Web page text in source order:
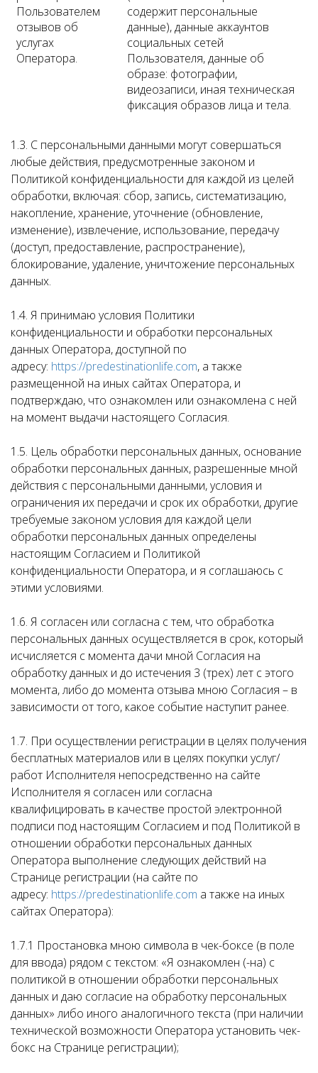
Пользователем
отзывов об
услугах
Оператора.
содержит персональные
данные), данные аккаунтов
социальных сетей
Пользователя, данные об
образе: фотографии,
видеозаписи, иная техническая
фиксация образов лица и тела.
1.3. С персональными данными могут совершаться
любые действия, предусмотренные законом и
Политикой конфиденциальности для каждой из целей
обработки, включая: сбор, запись, систематизацию,
накопление, хранение, уточнение (обновление,
изменение), извлечение, использование, передачу
(доступ, предоставление, распространение),
блокирование, удаление, уничтожение персональных
данных.
1.4. Я принимаю условия Политики
конфиденциальности и обработки персональных
данных Оператора, доступной по
адресу: https://predestinationlife.com, а также
размещенной на иных сайтах Оператора, и
подтверждаю, что ознакомлен или ознакомлена с ней
на момент выдачи настоящего Согласия.
1.5. Цель обработки персональных данных, основание
обработки персональных данных, разрешенные мной
действия с персональными данными, условия и
ограничения их передачи и срок их обработки, другие
требуемые законом условия для каждой цели
обработки персональных данных определены
настоящим Согласием и Политикой
конфиденциальности Оператора, и я соглашаюсь с
этими условиями.
1.6. Я согласен или согласна с тем, что обработка
персональных данных осуществляется в срок, который
исчисляется с момента дачи мной Согласия на
обработку данных и до истечения 3 (трех) лет с этого
момента, либо до момента отзыва мною Согласия – в
зависимости от того, какое событие наступит ранее.
1.7. При осуществлении регистрации в целях получения
бесплатных материалов или в целях покупки услуг/
работ Исполнителя непосредственно на сайте
Исполнителя я согласен или согласна
квалифицировать в качестве простой электронной
подписи под настоящим Согласием и под Политикой в
отношении обработки персональных данных
Оператора выполнение следующих действий на
Странице регистрации (на сайте по
адресу: https://predestinationlife.com а также на иных
сайтах Оператора):
1.7.1 Простановка мною символа в чек-боксе (в поле
для ввода) рядом с текстом: «Я ознакомлен (-на) с
политикой в отношении обработки персональных
данных и даю согласие на обработку персональных
данных» либо иного аналогичного текста (при наличии
технической возможности Оператора установить чек-
бокс на Странице регистрации);